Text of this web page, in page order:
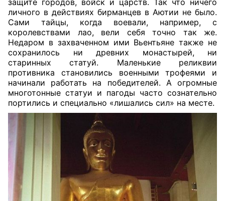
личного в действиях бирманцев в Аютии не было.
Сами тайцы, когда воевали, например, с
королевствами лао, вели себя точно так же.
Недаром в захваченном ими Вьентьяне также не
сохранилось ни древних монастырей, ни
старинных статуй. Маленькие реликвии
противника становились военными трофеями и
начинали работать на победителей. А огромные
многотонные статуи и пагоды часто сознательно
портились и специально «лишались сил» на месте.